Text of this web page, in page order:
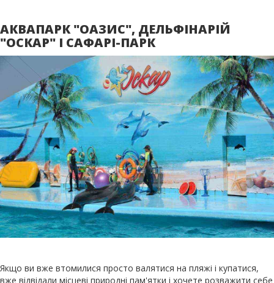
АКВАПАРК "ОАЗИС", ДЕЛЬФІНАРІЙ
"ОСКАР" І САФАРІ-ПАРК
Якщо ви вже втомилися просто валятися на пляжі і купатися,
вже відвідали місцеві природні пам'ятки і хочете розважити себе